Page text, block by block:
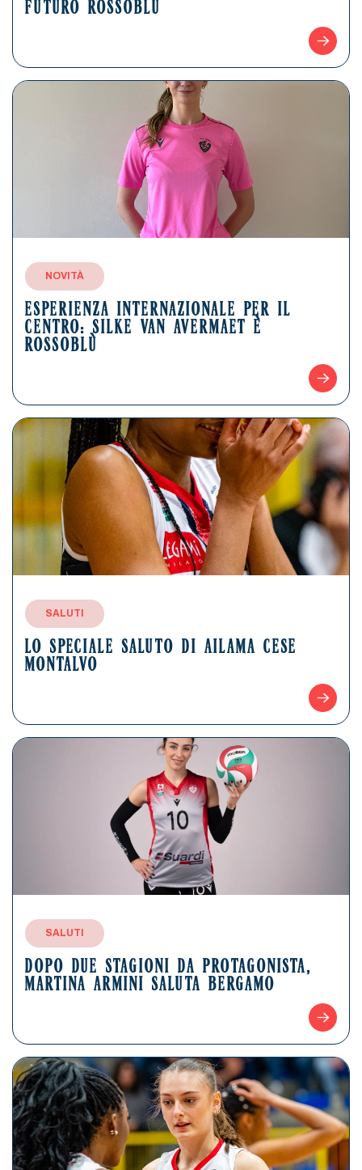
FUTURO ROSSOBLÙ
NOVITÀ
ESPERIENZA INTERNAZIONALE PER IL
CENTRO: SILKE VAN AVERMAET È
ROSSOBLÙ
SALUTI
LO SPECIALE SALUTO DI AILAMA CESE
MONTALVO
SALUTI
DOPO DUE STAGIONI DA PROTAGONISTA,
MARTINA ARMINI SALUTA BERGAMO